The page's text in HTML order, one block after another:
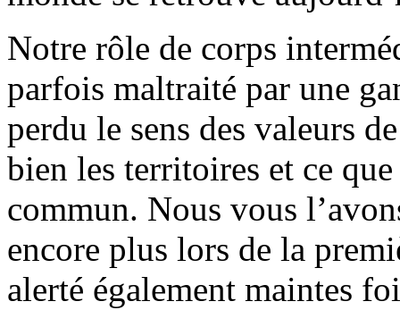
Notre rôle de corps
parfois maltraité par une
perdu le sens des valeurs
bien les territoires et ce
commun. Nous vous
encore plus lors de la
alerté également maintes